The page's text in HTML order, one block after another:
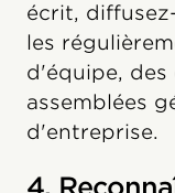
écrit,
les
d'équipe, des
assemblées
d'entreprise.